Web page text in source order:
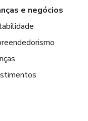
e negócios